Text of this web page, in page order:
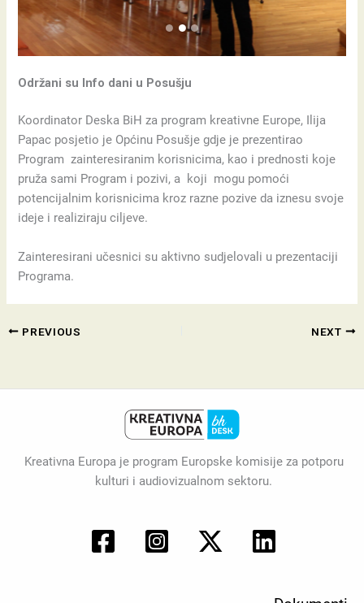
Održani su Info dani u Posušju
Koordinator Deska BiH za program kreativne Europe, Ilija
Papac posjetio je Općinu Posušje gdje je prezentirao
Program zainteresiranim korisnicima, kao i prednosti koje
pruža sami Program i pozivi, a koji mogu pomoći
potencijalnim korisnicima kroz razne pozive da iznesu svoje
ideje i realiziraju ciljeve.
Zainteresirani učesnici su aktivno sudjelovali u prezentaciji
Programa.
PREVIOUS NEXT
Kreativna Europa je program Europske komisije za potporu
kulturi i audiovizualnom sektoru.